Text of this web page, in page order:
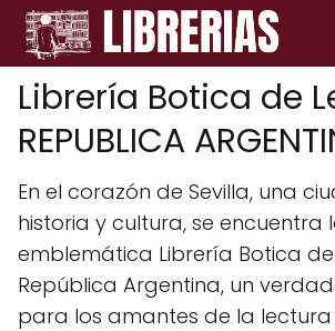
Librería Botica de
REPUBLICA
En el corazón de Sevilla, una
historia y cultura, se encuentra
emblemática Librería Botica
República Argentina, un
para los amantes de la lectura